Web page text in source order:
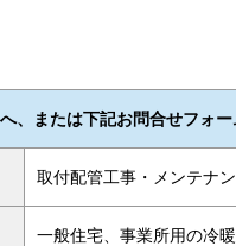
、または下記お問合せフォー
取付配管工事・メンテナ
一般住宅、事業所用の冷